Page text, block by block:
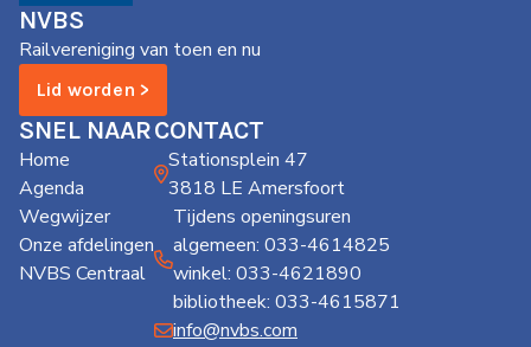
NVBS
Railvereniging van toen en nu
Lid worden >
SNEL NAAR
Home
Agenda
Wegwijzer
Onze afdelingen
NVBS Centraal
CONTACT
Stationsplein 47
3818 LE Amersfoort
Tijdens openingsuren
algemeen: 033-4614825
winkel: 033-4621890
bibliotheek: 033-4615871
info@nvbs.com